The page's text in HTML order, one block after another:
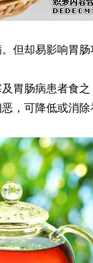
但却易影响胃
胃肠病患者食
，可降低或消